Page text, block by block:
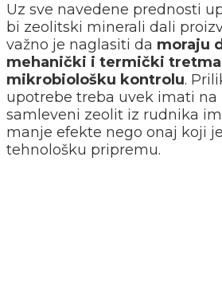
Uz sve navedene prednosti
bi zeolitski minerali dali
važno je naglasiti da moraju
mehanički i termički
mikrobiološku kontrolu.
upotrebe treba uvek imati na
samleveni zeolit iz rudnika
manje efekte nego onaj koji
tehnološku pripremu.